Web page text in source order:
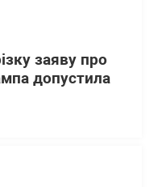
заяву про
допустила